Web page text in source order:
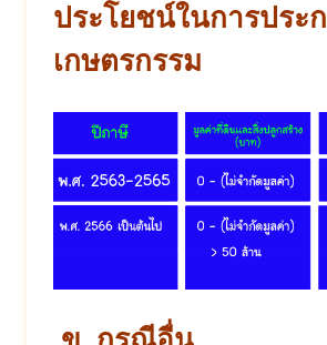
ประโยชน์ในการประ
เกษตรกรรม